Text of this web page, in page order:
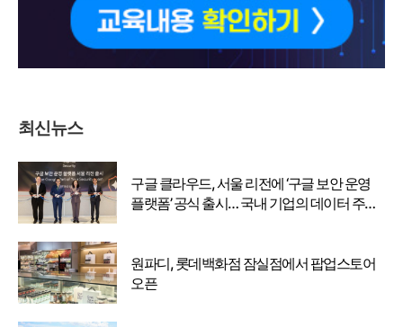
최신뉴스
구글 클라우드, 서울 리전에 ‘구글 보안 운영
플랫폼’ 공식 출시… 국내 기업의 데이터 주권
원파디, 롯데백화점 잠실점에서 팝업스토어
오픈